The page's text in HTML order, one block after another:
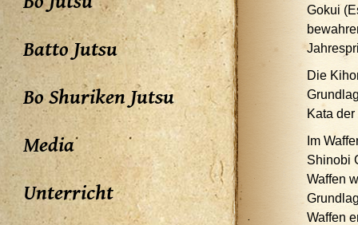
Batto Jutsu
Bo Shuriken Jutsu
Media
Unterricht
Gokui
Die
Kata
Im
Shinobi
Waffen
Waffen